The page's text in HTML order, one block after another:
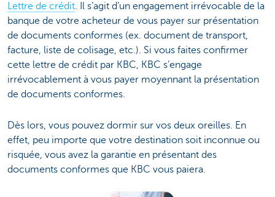
Lettre de crédit. Il s’agit d’un engagement irrévocable de la
banque de votre acheteur de vous payer sur présentation
de documents conformes (ex. document de transport,
facture, liste de colisage, etc.). Si vous faites confirmer
cette lettre de crédit par KBC, KBC s’engage
irrévocablement à vous payer moyennant la présentation
de documents conformes.
Dès lors, vous pouvez dormir sur vos deux oreilles. En
effet, peu importe que votre destination soit inconnue ou
risquée, vous avez la garantie en présentant des
documents conformes que KBC vous paiera.